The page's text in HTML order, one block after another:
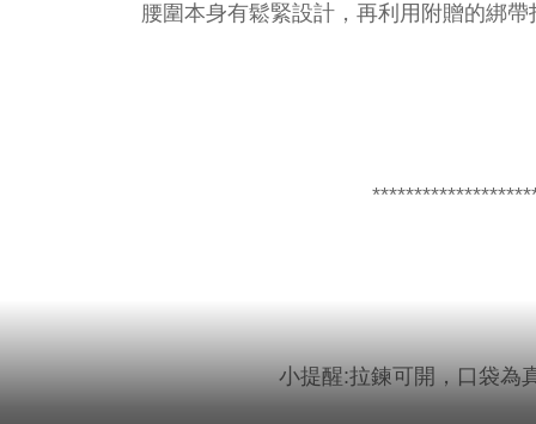
腰圍本身有鬆緊設計，再利用附贈的綁
小提醒:拉鍊可開，口袋為